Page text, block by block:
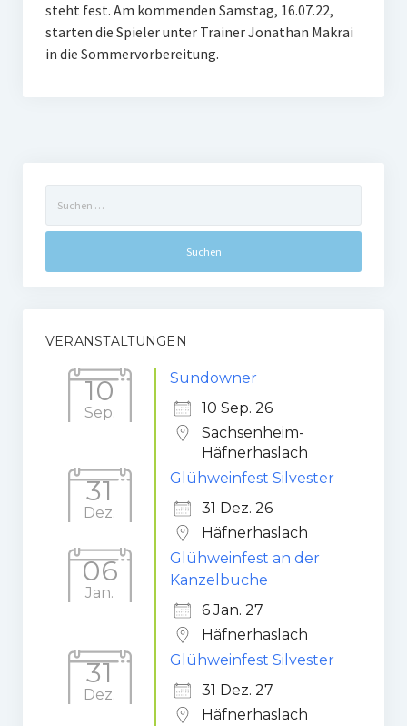
Eltern-Kind-Turnen
Verein
Gremien
Gaststätte
Anfahrt
steht fest. Am kommenden Samstag, 16.07.22,
starten die Spieler unter Trainer Jonathan Makrai
in die Sommervorbereitung.
nach:
VERANSTALTUNGEN
10
Sep.
Sundowner
10 Sep. 26
Sachsenheim-
Häfnerhaslach
31
Dez.
Glühweinfest Silvester
31 Dez. 26
Häfnerhaslach
06
Jan.
Glühweinfest an der
Kanzelbuche
6 Jan. 27
Häfnerhaslach
31
Dez.
Glühweinfest Silvester
31 Dez. 27
Häfnerhaslach